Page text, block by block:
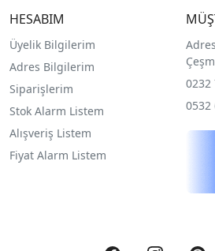
HESABIM
Üyelik Bilgilerim
Adres Bilgilerim
Siparişlerim
Stok Alarm Listem
Alışveriş Listem
Fiyat Alarm Listem
0232
0532